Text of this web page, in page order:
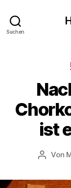
Suchen
ist
Von